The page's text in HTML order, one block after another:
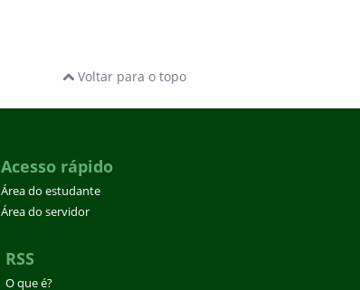
Voltar para o topo
Acesso rápido
Área do estudante
Área do servidor
RSS
O que é?